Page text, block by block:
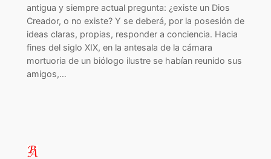
antigua y siempre actual pregunta: ¿existe un Dios
Creador, o no existe? Y se deberá, por la posesión de
ideas claras, propias, responder a conciencia. Hacia
fines del siglo XIX, en la antesala de la cámara
mortuoria de un biólogo ilustre se habían reunido sus
amigos,…